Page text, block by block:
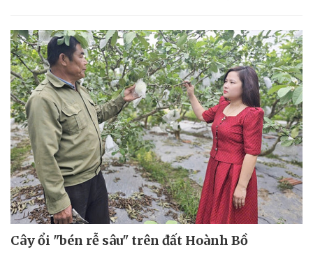
Cây ổi "bén rễ sâu" trên đất Hoành Bồ